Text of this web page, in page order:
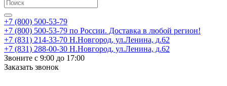
+7 (800) 500-53-79
+7 (800) 500-53-79 по России. Доставка в любой регион!
+7 (831) 214-33-70 Н.Новгород, ул.Ленина, д.62
+7 (831) 288-00-30 Н.Новгород, ул.Ленина, д.62
Звоните с 9:00 до 17:00
Заказать звонок